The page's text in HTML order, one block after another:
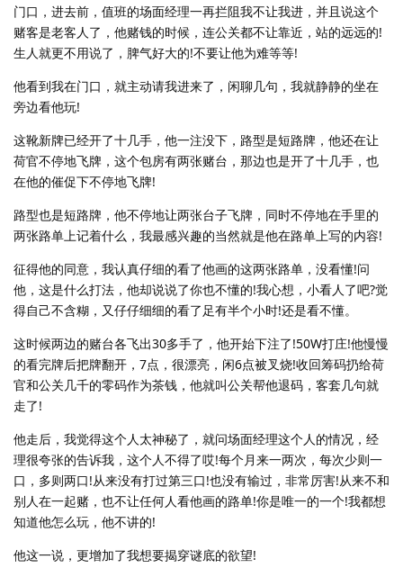
门口，进去前，值班的场面经理一再拦阻我不让我进，并且说这个
赌客是老客人了，他赌钱的时候，连公关都不让靠近，站的远远的!
生人就更不用说了，脾气好大的!不要让他为难等等!
他看到我在门口，就主动请我进来了，闲聊几句，我就静静的坐在
旁边看他玩!
这靴新牌已经开了十几手，他一注没下，路型是短路牌，他还在让
荷官不停地飞牌，这个包房有两张赌台，那边也是开了十几手，也
在他的催促下不停地飞牌!
路型也是短路牌，他不停地让两张台子飞牌，同时不停地在手里的
两张路单上记着什么，我最感兴趣的当然就是他在路单上写的内容!
征得他的同意，我认真仔细的看了他画的这两张路单，没看懂!问
他，这是什么打法，他却说说了你也不懂的!我心想，小看人了吧?觉
得自己不含糊，又仔仔细细的看了足有半个小时!还是看不懂。
这时候两边的赌台各飞出30多手了，他开始下注了!50W打庄!他慢慢
的看完牌后把牌翻开，7点，很漂亮，闲6点被叉烧!收回筹码扔给荷
官和公关几千的零码作为茶钱，他就叫公关帮他退码，客套几句就
走了!
他走后，我觉得这个人太神秘了，就问场面经理这个人的情况，经
理很夸张的告诉我，这个人不得了哎!每个月来一两次，每次少则一
口，多则两口!从来没有打过第三口!也没有输过，非常厉害!从来不和
别人在一起赌，也不让任何人看他画的路单!你是唯一的一个!我都想
知道他怎么玩，他不讲的!
他这一说，更增加了我想要揭穿谜底的欲望!